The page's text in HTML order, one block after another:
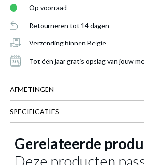
Op voorraad
Retourneren tot 14 dagen
Verzending binnen België
Tot één jaar gratis opslag van jouw
AFMETINGEN
HOOGTE 150 cm
SPECIFICATIES
Gerelateerde
Deze producten
Hanglamp RUBEN 4-delig
toegevoegd aan je winkelmandje
ZWART/GOUD
Productnummer: Y15300000422